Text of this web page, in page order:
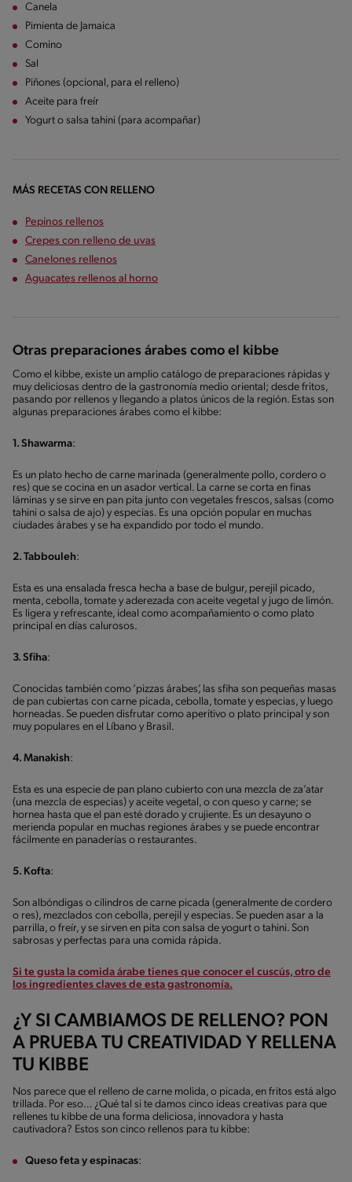
Canela
Pimienta de Jamaica
Comino
Sal
Piñones (opcional, para el relleno)
Aceite para freír
Yogurt o salsa tahini (para acompañar)
MÁS RECETAS CON RELLENO
Pepinos rellenos
Crepes con relleno de uvas
Canelones rellenos
Aguacates rellenos al horno
Otras preparaciones árabes como el kibbe
Como el kibbe, existe un amplio catálogo de preparaciones rápidas y
muy deliciosas dentro de la gastronomía medio oriental; desde fritos,
pasando por rellenos y llegando a platos únicos de la región. Estas son
algunas preparaciones árabes como el kibbe:
1. Shawarma:
Es un plato hecho de carne marinada (generalmente pollo, cordero o
res) que se cocina en un asador vertical. La carne se corta en finas
láminas y se sirve en pan pita junto con vegetales frescos, salsas (como
tahini o salsa de ajo) y especias. Es una opción popular en muchas
ciudades árabes y se ha expandido por todo el mundo.
2. Tabbouleh:
Esta es una ensalada fresca hecha a base de bulgur, perejil picado,
menta, cebolla, tomate y aderezada con aceite vegetal y jugo de limón.
Es ligera y refrescante, ideal como acompañamiento o como plato
principal en días calurosos.
3. Sfiha:
Conocidas también como ‘pizzas árabes’, las sfiha son pequeñas masas
de pan cubiertas con carne picada, cebolla, tomate y especias, y luego
horneadas. Se pueden disfrutar como aperitivo o plato principal y son
muy populares en el Líbano y Brasil.
4. Manakish:
Esta es una especie de pan plano cubierto con una mezcla de za’atar
(una mezcla de especias) y aceite vegetal, o con queso y carne; se
hornea hasta que el pan esté dorado y crujiente. Es un desayuno o
merienda popular en muchas regiones árabes y se puede encontrar
fácilmente en panaderías o restaurantes.
5. Kofta:
Son albóndigas o cilindros de carne picada (generalmente de cordero
o res), mezclados con cebolla, perejil y especias. Se pueden asar a la
parrilla, o freír, y se sirven en pita con salsa de yogurt o tahini. Son
sabrosas y perfectas para una comida rápida.
Si te gusta la comida árabe tienes que conocer el cuscús, otro de
los ingredientes claves de esta gastronomía.
¿Y SI CAMBIAMOS DE RELLENO? PON
A PRUEBA TU CREATIVIDAD Y RELLENA
TU KIBBE
Nos parece que el relleno de carne molida, o picada, en fritos está algo
trillada. Por eso… ¿Qué tal si te damos cinco ideas creativas para que
rellenes tu kibbe de una forma deliciosa, innovadora y hasta
cautivadora? Estos son cinco rellenos para tu kibbe:
Queso feta y espinacas: